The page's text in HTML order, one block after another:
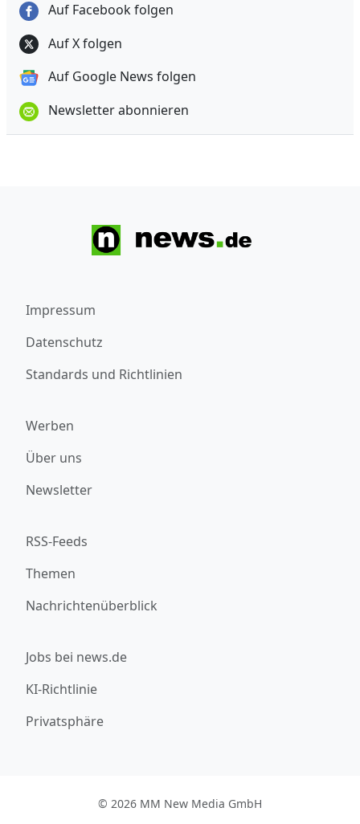
Auf Facebook folgen
Auf X folgen
Auf Google News folgen
Newsletter abonnieren
Impressum
Datenschutz
Standards und Richtlinien
Werben
Über uns
Newsletter
RSS-Feeds
Themen
Nachrichtenüberblick
Jobs bei news.de
KI-Richtlinie
Privatsphäre
© 2026 MM New Media GmbH